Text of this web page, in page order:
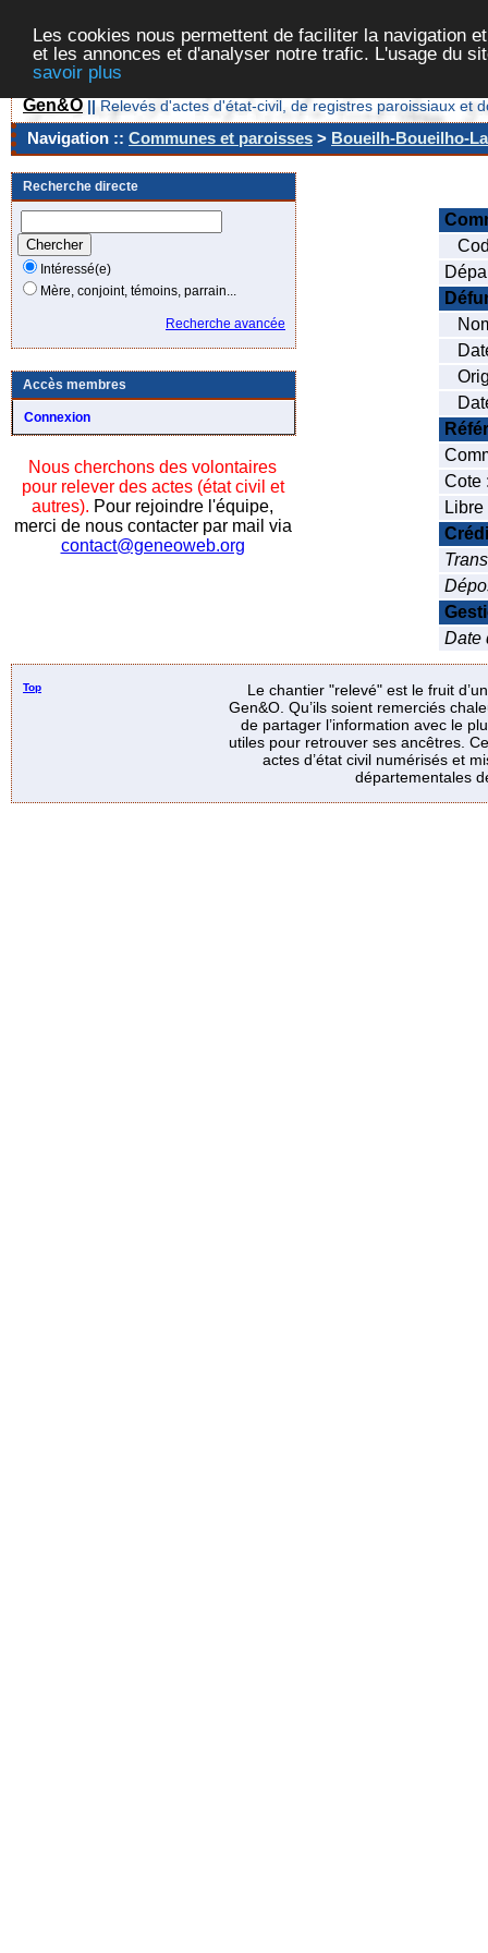
Les cookies nous permettent de faciliter la navigation
et les annonces et d'analyser notre trafic. L'usage du
savoir plus
Gen&O || Relevés d'actes d'état-civil, de registres paroissiaux et
Navigation :: Communes et paroisses > Boueilh-Boueilho-
Recherche directe
Intéressé(e)
Mère, conjoint, témoins, parrain...
Recherche avancée
Accès membres
Connexion
Nous cherchons des volontaires
pour relever des actes (état civil et
autres). Pour rejoindre l'équipe,
merci de nous contacter par mail via
contact@geneoweb.org
Cote
Date
Top
Le chantier "relevé" est le fruit
Gen&O. Qu’ils soient remerciés
de partager l’information avec le
utiles pour retrouver ses ancêtres.
actes d’état civil numérisés et
départementales